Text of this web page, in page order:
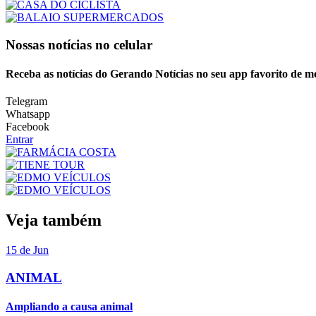
Nossas notícias no celular
Receba as notícias do Gerando Notícias no seu app favorito de
Telegram
Whatsapp
Facebook
Entrar
Veja também
15 de Jun
ANIMAL
Ampliando a causa animal